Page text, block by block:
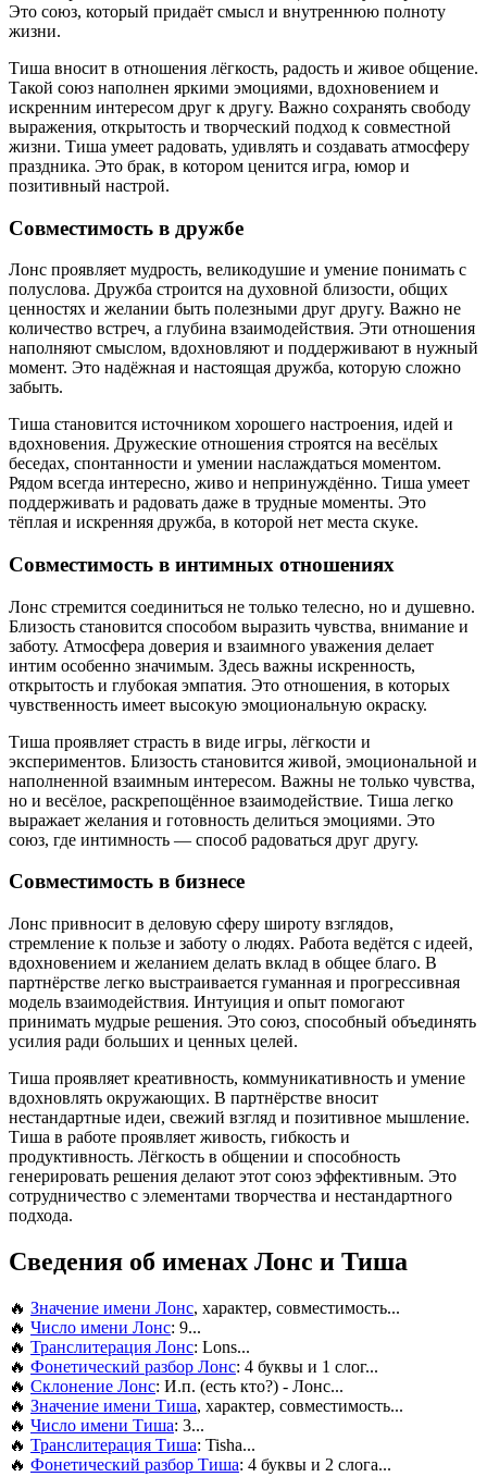
Это союз, который придаёт смысл и внутреннюю полноту
жизни.
Тиша вносит в отношения лёгкость, радость и живое общение.
Такой союз наполнен яркими эмоциями, вдохновением и
искренним интересом друг к другу. Важно сохранять свободу
выражения, открытость и творческий подход к совместной
жизни. Тиша умеет радовать, удивлять и создавать атмосферу
праздника. Это брак, в котором ценится игра, юмор и
позитивный настрой.
Совместимость в дружбе
Лонс проявляет мудрость, великодушие и умение понимать с
полуслова. Дружба строится на духовной близости, общих
ценностях и желании быть полезными друг другу. Важно не
количество встреч, а глубина взаимодействия. Эти отношения
наполняют смыслом, вдохновляют и поддерживают в нужный
момент. Это надёжная и настоящая дружба, которую сложно
забыть.
Тиша становится источником хорошего настроения, идей и
вдохновения. Дружеские отношения строятся на весёлых
беседах, спонтанности и умении наслаждаться моментом.
Рядом всегда интересно, живо и непринуждённо. Тиша умеет
поддерживать и радовать даже в трудные моменты. Это
тёплая и искренняя дружба, в которой нет места скуке.
Совместимость в интимных отношениях
Лонс стремится соединиться не только телесно, но и душевно.
Близость становится способом выразить чувства, внимание и
заботу. Атмосфера доверия и взаимного уважения делает
интим особенно значимым. Здесь важны искренность,
открытость и глубокая эмпатия. Это отношения, в которых
чувственность имеет высокую эмоциональную окраску.
Тиша проявляет страсть в виде игры, лёгкости и
экспериментов. Близость становится живой, эмоциональной и
наполненной взаимным интересом. Важны не только чувства,
но и весёлое, раскрепощённое взаимодействие. Тиша легко
выражает желания и готовность делиться эмоциями. Это
союз, где интимность — способ радоваться друг другу.
Совместимость в бизнесе
Лонс привносит в деловую сферу широту взглядов,
стремление к пользе и заботу о людях. Работа ведётся с идеей,
вдохновением и желанием делать вклад в общее благо. В
партнёрстве легко выстраивается гуманная и прогрессивная
модель взаимодействия. Интуиция и опыт помогают
принимать мудрые решения. Это союз, способный объединять
усилия ради больших и ценных целей.
Тиша проявляет креативность, коммуникативность и умение
вдохновлять окружающих. В партнёрстве вносит
нестандартные идеи, свежий взгляд и позитивное мышление.
Тиша в работе проявляет живость, гибкость и
продуктивность. Лёгкость в общении и способность
генерировать решения делают этот союз эффективным. Это
сотрудничество с элементами творчества и нестандартного
подхода.
Сведения об именах Лонс и Тиша
🔥 Значение имени Лонс, характер, совместимость...
🔥 Число имени Лонс: 9...
🔥 Транслитерация Лонс: Lons...
🔥 Фонетический разбор Лонс: 4 буквы и 1 слог...
🔥 Склонение Лонс: И.п. (есть кто?) - Лонс...
🔥 Значение имени Тиша, характер, совместимость...
🔥 Число имени Тиша: 3...
🔥 Транслитерация Тиша: Tisha...
🔥 Фонетический разбор Тиша: 4 буквы и 2 слога...